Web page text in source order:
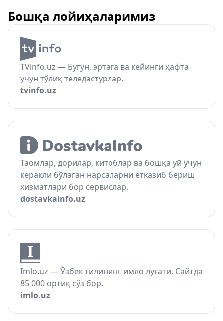
Бошқа лойиҳаларимиз
TVinfo.uz — Бугун, эртага ва кейинги ҳафта
учун тўлиқ теледастурлар.
tvinfo.uz
Таомлар, дорилар, китоблар ва бошқа уй учун
керакли бўлаган нарсаларни етказиб бериш
хизматлари бор сервислар.
dostavkainfo.uz
Imlo.uz — Ўзбек тилининг имло луғати. Сайтда
85 000 ортиқ сўз бор.
imlo.uz